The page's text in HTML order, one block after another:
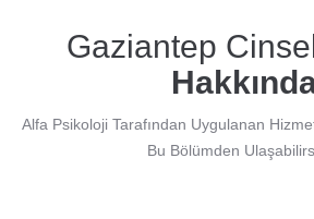
Gaziantep
Alfa Psikoloji Tarafından Uygulanan
Bu Bölümden